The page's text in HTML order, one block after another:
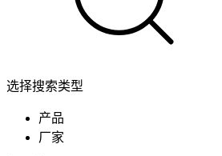
选择搜索类型
产品
厂家